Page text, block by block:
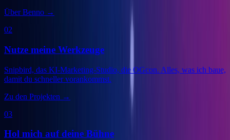
Über Benno →
02
Nutze meine Werkzeuge
Snipbird, das KI-Marketing-Studio, die OGcon. Alles, was ich baue,
damit du schneller vorankommst.
Zu den Projekten →
03
Hol mich auf deine Bühne